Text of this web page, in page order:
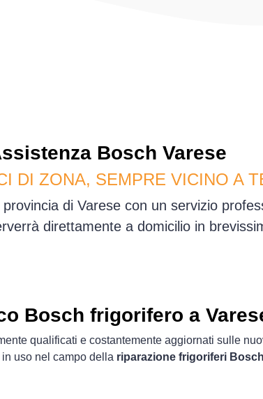
Bosch Varese
DI ZONA, SEMPRE VICINO A
di Varese con un servizio
direttamente a domicilio in
Bosch frigorifero a
qualificati e costantemente aggiornati sulle
uso nel campo della riparazione frigoriferi Bosch